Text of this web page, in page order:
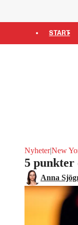
START
Nyheter|New
5 punkter
Anna